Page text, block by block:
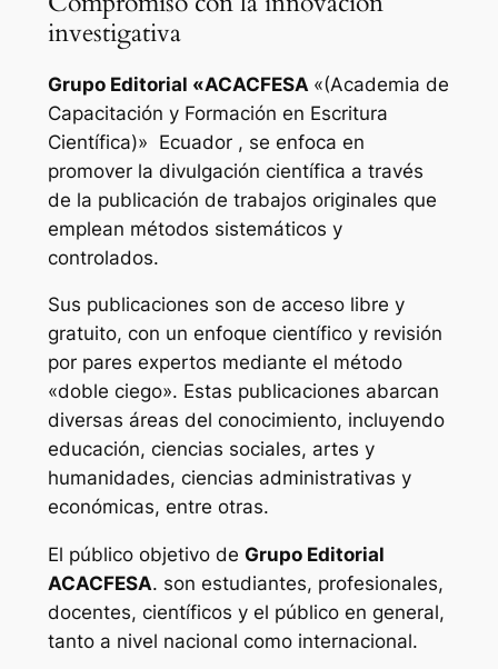
investigativa
Grupo Editorial «ACACFESA «(Academia de
Capacitación y Formación en Escritura
Científica)» Ecuador , se enfoca en
promover la divulgación científica a través
de la publicación de trabajos originales que
emplean métodos sistemáticos y
controlados.
Sus publicaciones son de acceso libre y
gratuito, con un enfoque científico y revisión
por pares expertos mediante el método
«doble ciego». Estas publicaciones abarcan
diversas áreas del conocimiento, incluyendo
educación, ciencias sociales, artes y
humanidades, ciencias administrativas y
económicas, entre otras.
El público objetivo de Grupo Editorial
ACACFESA. son estudiantes, profesionales,
docentes, científicos y el público en general,
tanto a nivel nacional como internacional.